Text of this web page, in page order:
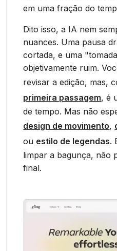
em uma fração do
Dito isso, a IA nem
nuances. Uma pausa
cortada, e uma
objetivamente ruim.
revisar a edição, mas,
primeira passagem, é
de tempo. Mas não
design de movimento,
ou estilo de legendas.
limpar a bagunça, não
final.